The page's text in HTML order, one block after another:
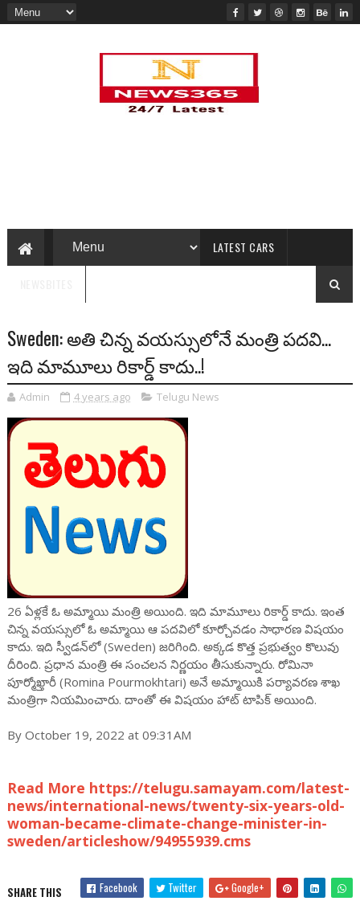
LATEST CARS
Sweden: అతి చిన్న వయస్సులోనే మంత్రి పదవి...
ఇది మామూలు రికార్డ్ కాదు..!
Admin 4 years ago Telugu News
26 ఏళ్లకే ఓ అమ్మాయి మంత్రి అయింది. ఇది మామూలు రికార్డ్ కాదు. ఇంత
చిన్న వయస్సులో ఓ అమ్మాయి ఆ పదవిలో కూర్చోవడం సాధారణ విషయం
కాదు. ఇది స్వీడన్‌లో (Sweden) జరిగింది. అక్కడ కొత్త ప్రభుత్వం కొలువు
దీరింది. ప్రధాన మంత్రి ఈ సంచలన నిర్ణయం తీసుకున్నారు. రోమినా
పూర్మోఖ్తారీ (Romina Pourmokhtari) అనే అమ్మాయికి పర్యావరణ శాఖ
మంత్రిగా నియమించారు. దాంతో ఈ విషయం హాట్ టాపిక్ అయింది.
By October 19, 2022 at 09:31AM
Read More https://telugu.samayam.com/latest-
news/international-news/twenty-six-years-old-
woman-became-climate-change-minister-in-
sweden/articleshow/94955939.cms
SHARE THIS Facebook Twitter Google+